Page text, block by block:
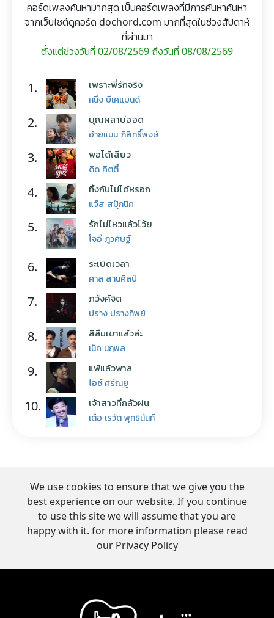
คอร์ดเพลงค้นหามากสุด เป็นคอร์ดเพลงที่มีการค้นหาค้นหา
จากเว็บไซต์ดูคอร์ด dochord.com มากที่สุดในช่วงสัปดาห์
ที่ผ่านมา
ตั้งแต่ช่วงวันที่ 02/08/2569 ถึงวันที่ 08/08/2569
1. เพราะพี่รักจริง
หนึ่ง บีเคแบนด์
2. บุญผลาบ่ฮอด
อ้ายแมน ภิสิทธิ์พงษ์
3. พอได้เสียว
ดิด คิตตี้
4. ทิ้งกันไม่ได้หรอก
แจ๊ส สปุ๊กนิค
5. รักไม่ไหวแล้วโว้ย
โจอี้ ภูวศิษฐ์
6. ระเบิดเวลา
ศาล สานศิลป์
7. ภวังค์จิต
ปราง ปรางทิพย์
8. สิลืมเขาแล้วล่ะ
เน็ค นฤพล
9. แพ้แล้วพาล
ไอซ์ ศรัณยู
10. เจ้าสาวที่กลัวฝน
เต๋อ เรวัต พุทธินันท์
We use cookies to ensure that we give you the
best experience on our website. If you continue
to use this site we will assume that you are
happy with it. for more information please read
our Privacy Policy